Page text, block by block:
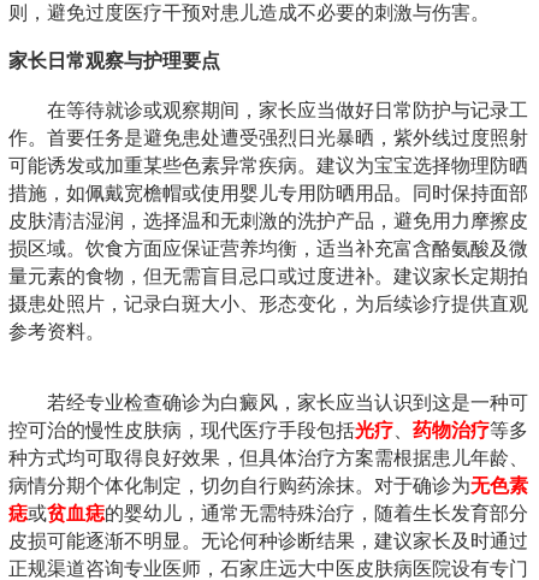
则，避免过度医疗干预对患儿造成不必要的刺激与伤害。
家长日常观察与护理要点
在等待就诊或观察期间，家长应当做好日常防护与记录工
作。首要任务是避免患处遭受强烈日光暴晒，紫外线过度照射
可能诱发或加重某些色素异常疾病。建议为宝宝选择物理防晒
措施，如佩戴宽檐帽或使用婴儿专用防晒用品。同时保持面部
皮肤清洁湿润，选择温和无刺激的洗护产品，避免用力摩擦皮
损区域。饮食方面应保证营养均衡，适当补充富含酪氨酸及微
量元素的食物，但无需盲目忌口或过度进补。建议家长定期拍
摄患处照片，记录白斑大小、形态变化，为后续诊疗提供直观
参考资料。
若经专业检查确诊为白癜风，家长应当认识到这是一种可
控可治的慢性皮肤病，现代医疗手段包括光疗 药物治疗等多
种方式均可取得良好效果，但具体治疗方案需根据患儿年龄、
病情分期个体化制定，切勿自行购药涂抹。对于确诊为无色素
痣或贫血痣的婴幼儿，通常无需特殊治疗，随着生长发育部分
皮损可能逐渐不明显。无论何种诊断结果，建议家长及时通过
正规渠道咨询专业医师，石家庄远大中医皮肤病医院设有专门